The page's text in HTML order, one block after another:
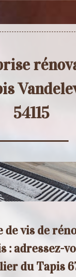
54115
de vis de
: adressez-
du Tapis